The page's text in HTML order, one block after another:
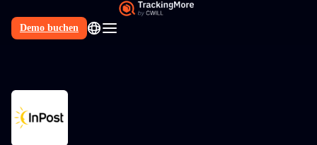
Demo buchen